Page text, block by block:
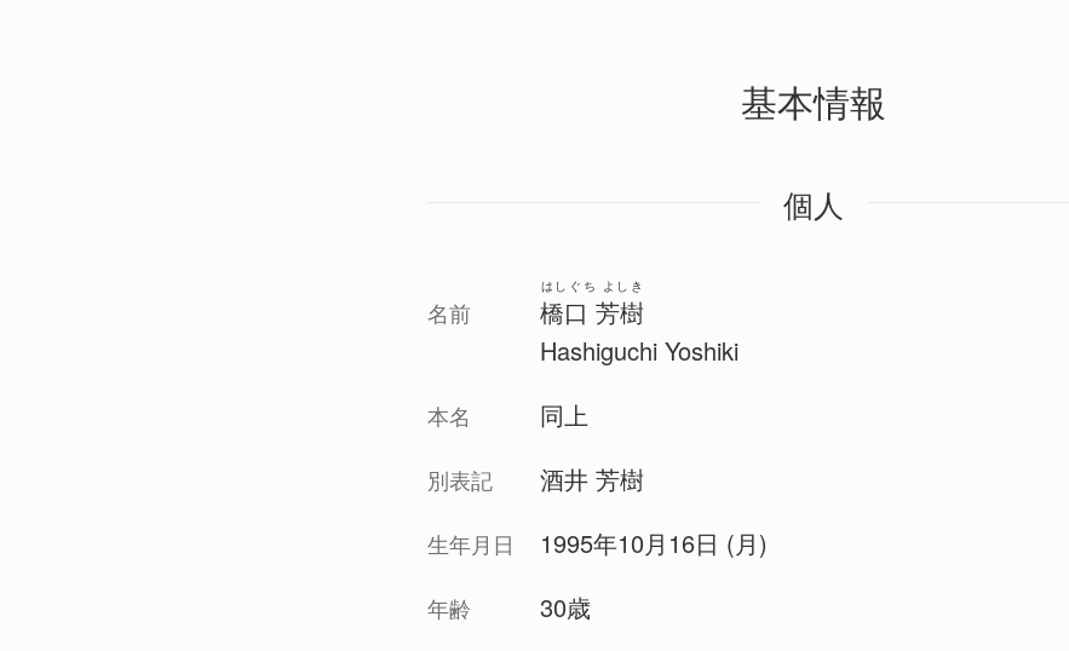
基本情報
個人
名前 橋口 芳樹
はしぐち よしき
Hashiguchi Yoshiki
本名 同上
別表記 酒井 芳樹
生年月日 1995年10月16日 (月)
年齢 30歳